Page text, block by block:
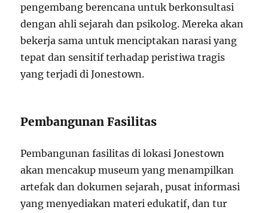
pengembang berencana untuk berkonsultasi
dengan ahli sejarah dan psikolog. Mereka akan
bekerja sama untuk menciptakan narasi yang
tepat dan sensitif terhadap peristiwa tragis
yang terjadi di Jonestown.
Pembangunan Fasilitas
Pembangunan fasilitas di lokasi Jonestown
akan mencakup museum yang menampilkan
artefak dan dokumen sejarah, pusat informasi
yang menyediakan materi edukatif, dan tur